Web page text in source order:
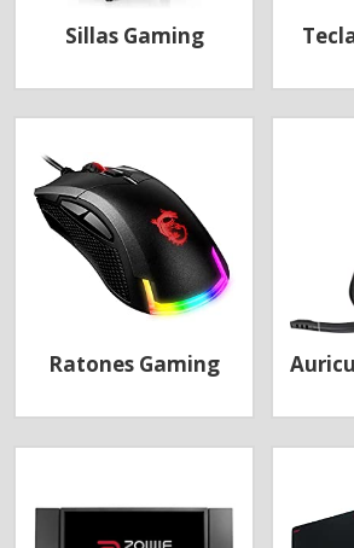
Sillas Gaming
Ratones Gaming